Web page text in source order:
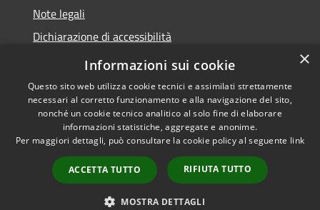
Note legali
Dichiarazione di accessibilità
Obiettivi accessibilità
Accessibilità
Copyright © 2026 • Comune di
Chiari • Powered by
Municipium•
Accesso
redazione
×
Informazioni sui cookie
Questo sito web utilizza cookie tecnici e assimilati strettamente
necessari al corretto funzionamento e alla navigazione del sito,
nonché un cookie tecnico analitico al solo fine di elaborare
informazioni statistiche, aggregate e anonime.
Per maggiori dettagli, può consultare la cookie policy al seguente link
ACCETTA TUTTO RIFIUTA TUTTO
MOSTRA DETTAGLI